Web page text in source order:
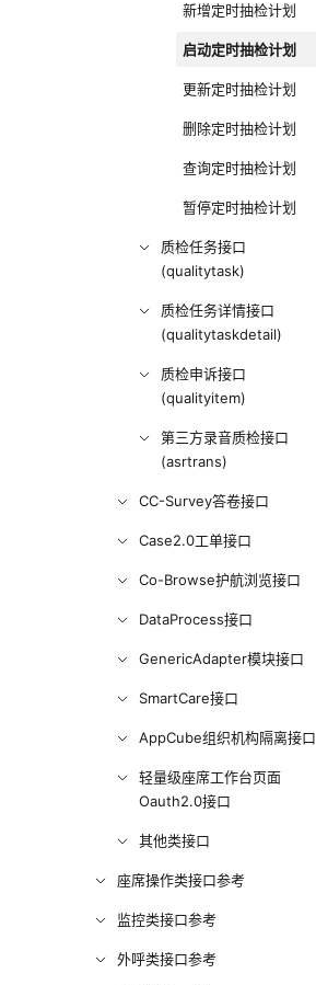
新增定时抽检计划
启动定时抽检计划
更新定时抽检计划
删除定时抽检计划
查询定时抽检计划
暂停定时抽检计划
质检任务接口
(qualitytask)
质检任务详情接口
(qualitytaskdetail)
质检申诉接口
(qualityitem)
第三方录音质检接口
(asrtrans)
CC-Survey答卷接口
Case2.0工单接口
Co-Browse护航浏览接口
DataProcess接口
GenericAdapter模块接口
SmartCare接口
AppCube组织机构隔离接口
轻量级座席工作台页面
Oauth2.0接口
其他类接口
座席操作类接口参考
监控类接口参考
外呼类接口参考